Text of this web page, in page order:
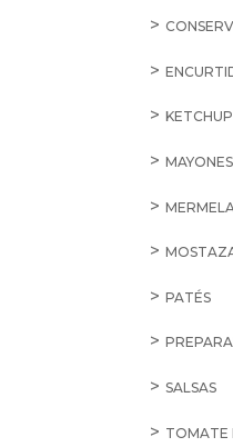
KETCHUP
PATÉS
SALSAS
TOMATE